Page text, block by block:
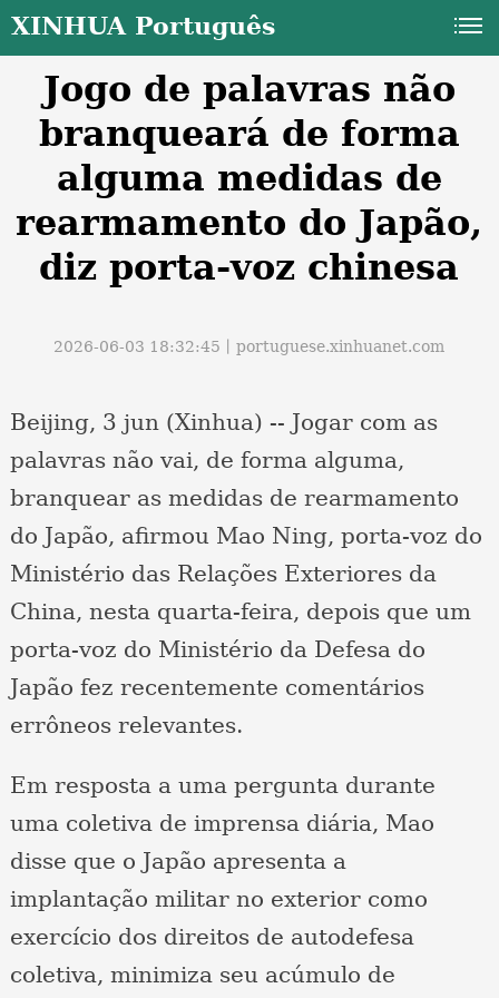
XINHUA Português
Jogo de palavras não
branqueará de forma
alguma medidas de
rearmamento do Japão,
diz porta-voz chinesa
2026-06-03 18:32:45丨portuguese.xinhuanet.com
Beijing, 3 jun (Xinhua) -- Jogar com as
palavras não vai, de forma alguma,
branquear as medidas de rearmamento
do Japão, afirmou Mao Ning, porta-voz do
Ministério das Relações Exteriores da
China, nesta quarta-feira, depois que um
porta-voz do Ministério da Defesa do
Japão fez recentemente comentários
errôneos relevantes.
Em resposta a uma pergunta durante
uma coletiva de imprensa diária, Mao
disse que o Japão apresenta a
implantação militar no exterior como
exercício dos direitos de autodefesa
coletiva, minimiza seu acúmulo de